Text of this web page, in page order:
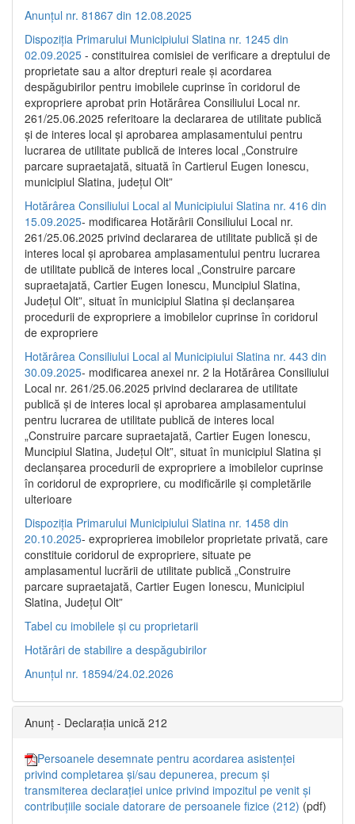
Anunțul nr. 81867 din 12.08.2025
Dispoziția Primarului Municipiului Slatina nr. 1245 din
02.09.2025 - constituirea comisiei de verificare a dreptului de
proprietate sau a altor drepturi reale și acordarea
despăgubirilor pentru imobilele cuprinse în coridorul de
expropriere aprobat prin Hotărârea Consiliului Local nr.
261/25.06.2025 referitoare la declararea de utilitate publică
și de interes local și aprobarea amplasamentului pentru
lucrarea de utilitate publică de interes local „Construire
parcare supraetajată, situată în Cartierul Eugen Ionescu,
municipiul Slatina, județul Olt”
Hotărârea Consiliului Local al Municipiului Slatina nr. 416 din
15.09.2025- modificarea Hotărârii Consiliului Local nr.
261/25.06.2025 privind declararea de utilitate publică și de
interes local și aprobarea amplasamentului pentru lucrarea
de utilitate publică de interes local „Construire parcare
supraetajată, Cartier Eugen Ionescu, Muncipiul Slatina,
Județul Olt”, situat în municipiul Slatina și declanșarea
procedurii de expropriere a imobilelor cuprinse în coridorul
de expropriere
Hotărârea Consiliului Local al Municipiului Slatina nr. 443 din
30.09.2025- modificarea anexei nr. 2 la Hotărârea Consiliului
Local nr. 261/25.06.2025 privind declararea de utilitate
publică şi de interes local şi aprobarea amplasamentului
pentru lucrarea de utilitate publică de interes local
„Construire parcare supraetajată, Cartier Eugen Ionescu,
Muncipiul Slatina, Judeţul Olt”, situat în municipiul Slatina şi
declanşarea procedurii de expropriere a imobilelor cuprinse
în coridorul de expropriere, cu modificările şi completările
ulterioare
Dispoziția Primarului Municipiului Slatina nr. 1458 din
20.10.2025- exproprierea imobilelor proprietate privată, care
constituie coridorul de expropriere, situate pe
amplasamentul lucrării de utilitate publică „Construire
parcare supraetajată, Cartier Eugen Ionescu, Municipiul
Slatina, Județul Olt”
Tabel cu imobilele și cu proprietarii
Hotărâri de stabilire a despăgubirilor
Anunțul nr. 18594/24.02.2026
Anunț - Declarația unică 212
Persoanele desemnate pentru acordarea asistenței
privind completarea și/sau depunerea, precum și
transmiterea declarației unice privind impozitul pe venit și
contribuțiile sociale datorare de persoanele fizice (212) (pdf)